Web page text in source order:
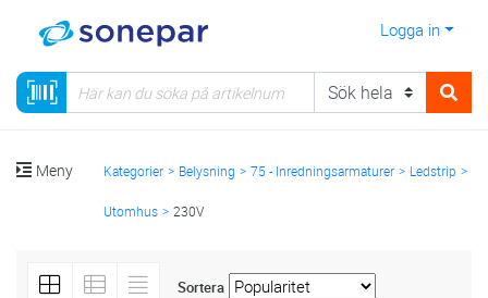
Logga in
Meny Kategorier Belysning 75 - Inredningsarmaturer Ledstrip
Utomhus 230V
Sortera